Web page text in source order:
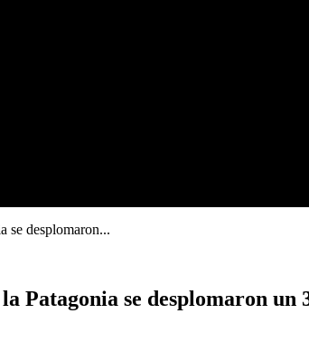
se desplomaron...
Patagonia se desplomaron